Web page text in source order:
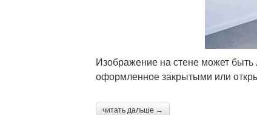
Изображение на стене может
оформленное закрытыми или
читать дальше →